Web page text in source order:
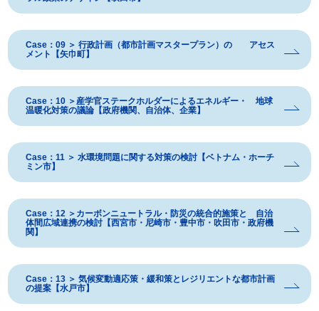
Case：09 ＞ 行政計画（都市計画マスタープラン）の アセス
メント【矢巾町】
Case：10 ＞産学官ステークホルダーによるエネルギー・ 地球
温暖化対策の議論【政府機関、自治体、企業】
Case：11 ＞ 水環境問題に関する対策の検討【ベトナム・ホーチ
ミン市】
Case：12 ＞カーボンニュートラル・防災の統合的施策と 自治
体間広域連携の検討【西宮市・尼崎市・豊中市・吹田市・政府機
関】
Case：13 ＞ 気候変動適応策・緩和策とレジリエントな都市計画
の提案【水戸市】